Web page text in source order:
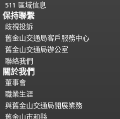
511 區域信息
保持聯繫
歧視投訴
舊金山交通局客戶服務中心
舊金山交通局辦公室
聯絡我們
關於我們
董事會
職業生涯
與舊金山交通局開展業務
舊金山市和縣